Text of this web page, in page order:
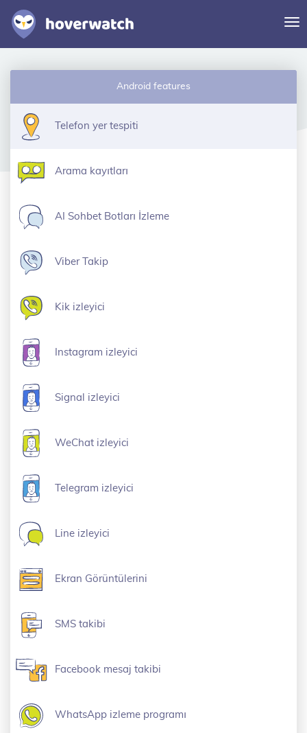
Özellikler
Android features
Telefon yer tespiti
Arama kayıtları
AI Sohbet Botları İzleme
Viber Takip
Kik izleyici
Instagram izleyici
Signal izleyici
WeChat izleyici
Telegram izleyici
Line izleyici
Ekran Görüntülerini
SMS takibi
Facebook mesaj takibi
WhatsApp izleme programı